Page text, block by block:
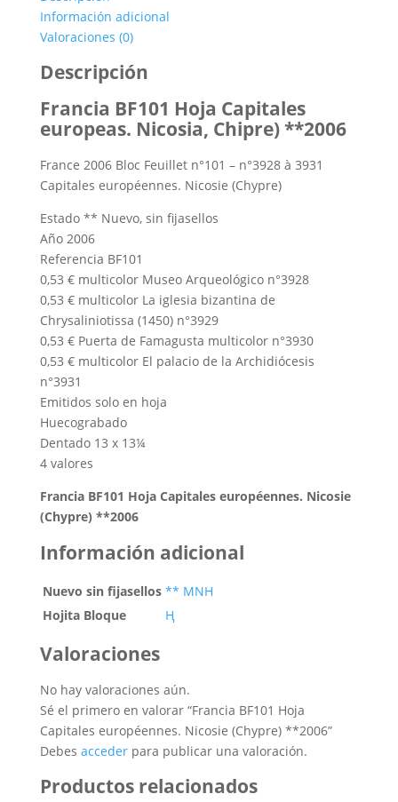
Nicosie
(Chypre)
**2006
cantidad
Información adicional
Valoraciones (0)
Descripción
Francia BF101 Hoja Capitales
europeas. Nicosia, Chipre) **2006
France 2006 Bloc Feuillet n°101 – n°3928 à 3931
Capitales européennes. Nicosie (Chypre)
Estado ** Nuevo, sin fijasellos
Año 2006
Referencia BF101
0,53 € multicolor Museo Arqueológico n°3928
0,53 € multicolor La iglesia bizantina de
Chrysaliniotissa (1450) n°3929
0,53 € Puerta de Famagusta multicolor n°3930
0,53 € multicolor El palacio de la Archidiócesis
n°3931
Emitidos solo en hoja
Huecograbado
Dentado 13 x 13¼
4 valores
Francia BF101 Hoja Capitales européennes. Nicosie
(Chypre) **2006
Información adicional
Nuevo sin fijasellos ** MNH
Hojita Bloque
Ң
Valoraciones
No hay valoraciones aún.
Sé el primero en valorar “Francia BF101 Hoja
Capitales européennes. Nicosie (Chypre) **2006”
Debes accederpara publicar una valoración.
Productos relacionados